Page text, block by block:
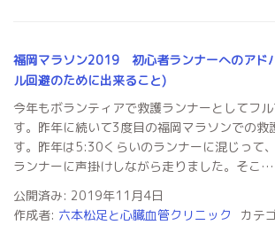
福岡マラソン2019 初心者ランナーへのアド
ル回避のために出来ること)
今年もボランティアで救護ランナーとしてフ
す。昨年に続いて3度目の福岡マラソンでの救
す。昨年は5:30くらいのランナーに混じって
ランナーに声掛けしながら走りました。そこ…
公開済み: 2019年11月4日
作成者: 六本松足と心臓血管クリニック カテ